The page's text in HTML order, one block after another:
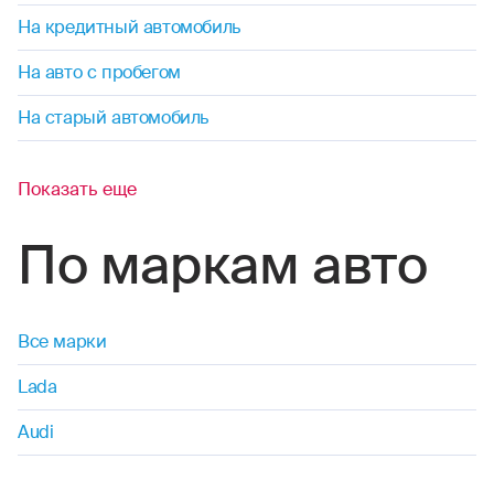
На кредитный автомобиль
На авто с пробегом
На старый автомобиль
Показать еще
По маркам авто
Все марки
Lada
Audi